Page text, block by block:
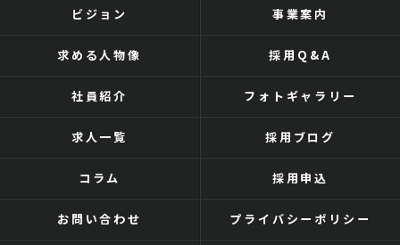
ビジョン 事業案内
求める人物像 採用Q&A
社員紹介 フォトギャラリー
求人一覧 採用ブログ
コラム 採用申込
お問い合わせ プライバシーポリシー